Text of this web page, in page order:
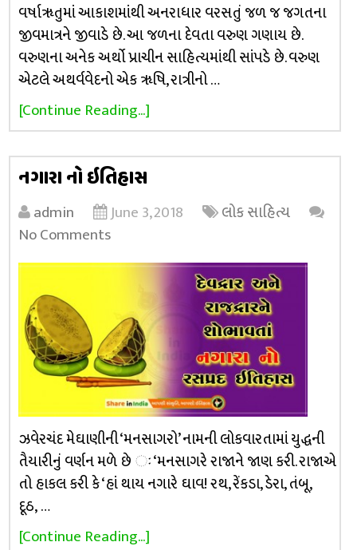
વર્ષાૠતુમાં આકાશમાંથી અનરાધાર વરસતું જળ જ જગતના
જીવમાત્રને જીવાડે છે. આ જળના દેવતા વરુણ ગણાય છે.
વરુણના અનેક અર્થો પ્રાચીન સાહિત્યમાંથી સાંપડે છે. વરુણ
એટલે અથર્વવેદનો એક ૠષિ, રાત્રીનો …
[Continue Reading...]
નગારા નો ઇતિહાસ
admin June 3, 2018
લોક સાહિત્ય
No Comments
ઝવેરચંદ મેઘાણીની ‘મનસાગરો’ નામની લોકવારતામાં યુદ્ધની
તૈયારીનું વર્ણન મળે છે ઃ ‘મનસાગરે રાજાને જાણ કરી. રાજાએ
તો હાકલ કરી કે ‘હાં થાય નગારે ઘાવ! રથ, રેંકડા, ડેરા, તંબૂ,
દૂઠ, …
[Continue Reading...]